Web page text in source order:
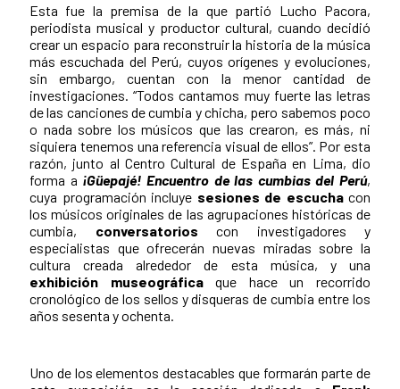
Esta fue la premisa de la que partió Lucho Pacora,
periodista musical y productor cultural, cuando decidió
crear un espacio para reconstruir la historia de la música
más escuchada del Perú, cuyos orígenes y evoluciones,
sin embargo, cuentan con la menor cantidad de
investigaciones. “Todos cantamos muy fuerte las letras
de las canciones de cumbia y chicha, pero sabemos poco
o nada sobre los músicos que las crearon, es más, ni
siquiera tenemos una referencia visual de ellos”. Por esta
razón, junto al Centro Cultural de España en Lima, dio
forma a ¡Güepajé! Encuentro de las cumbias del Perú,
cuya programación incluye sesiones de escuchacon
los músicos originales de las agrupaciones históricas de
cumbia, conversatorios con investigadores y
especialistas que ofrecerán nuevas miradas sobre la
cultura creada alrededor de esta música, y una
exhibición museográficaque hace un recorrido
cronológico de los sellos y disqueras de cumbia entre los
años sesenta y ochenta.
Uno de los elementos destacables que formarán parte de